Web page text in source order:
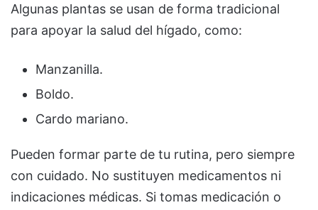
Algunas plantas se usan de forma tradicional
para apoyar la salud del hígado, como:
Manzanilla.
Boldo.
Cardo mariano.
Pueden formar parte de tu rutina, pero siempre
con cuidado. No sustituyen medicamentos ni
indicaciones médicas. Si tomas medicación o